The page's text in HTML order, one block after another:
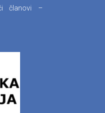
članovi –